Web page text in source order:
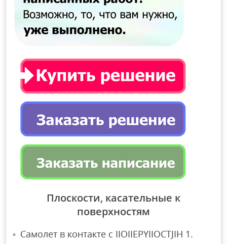
Плоскости, касательные к
поверхностям
Самолет в контакте с IIOIIEPYIIOCTJIH 1.